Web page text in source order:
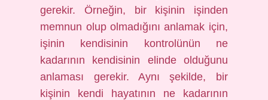
gerekir. Örneğin, bir kişinin işinden
memnun olup olmadığını anlamak için,
işinin kendisinin kontrolünün ne
kadarının kendisinin elinde olduğunu
anlaması gerekir. Aynı şekilde, bir
kişinin kendi hayatının ne kadarının